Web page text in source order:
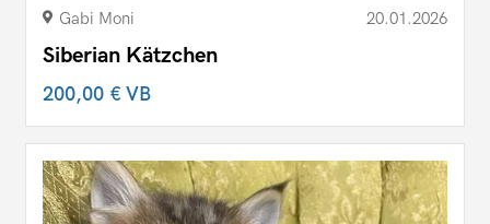
Gabi Moni 20.01.2026
Siberian Kätzchen
200,00 €VB